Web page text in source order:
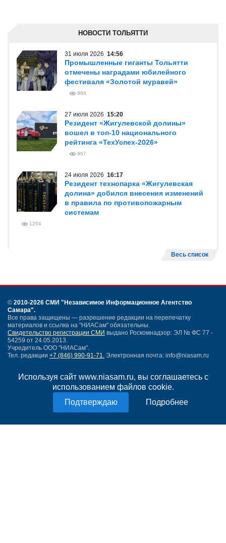
Используя сайт www.niasam.ru, вы соглашаетесь с
использованием файлов cookie.
Подробнее
НОВОСТИ ТОЛЬЯТТИ
31 июля 2026 14:56
Промышленные гиганты Тольятти
отмечены наградами юбилейного
фестиваля «Золотой муравей»
969
27 июля 2026 15:20
Резидент «Жигулевской долины»
вошел в топ-10 национального
рейтинга «ТехУспех-2026»
967
24 июля 2026 16:17
Резидент технопарка «Жигулевская
долина» добился внесения изменений
в правила по противопожарным
системам
1204
Весь список
© 2010-2026 СМИ "Независимое Информационное Агентство
Самара".
Все права защищены — разрешение редакции на перепечатку
материалов и ссылка на "НИАСам" обязательны.
Свидетельство регистрации СМИ выдано Роскомнадзор: ЭЛ № ФС 77 -
54259 от 24.05.2013.
Учредитель ООО "НИАСам".
Тел. редакции +7 (846) 990-91-71. Электронная почта: info@niasam.ru
Карта сайта
Нашли ошибку?
Политика конфиденциальности
Согласие на обработку персональных данных